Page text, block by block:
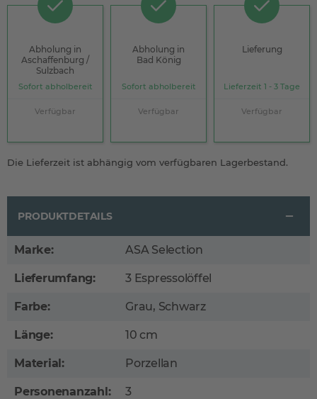
Abholung in
Aschaffenburg /
Sulzbach
Sofort abholbereit
Verfügbar
Abholung in
Bad König
Sofort abholbereit
Verfügbar
Lieferung
Lieferzeit 1 - 3 Tage
Verfügbar
Die Lieferzeit ist abhängig vom verfügbaren Lagerbestand.
PRODUKTDETAILS
Marke: ASA Selection
Lieferumfang: 3 Espressolöffel
Farbe: Grau, Schwarz
Länge: 10 cm
Material: Porzellan
Personenanzahl: 3